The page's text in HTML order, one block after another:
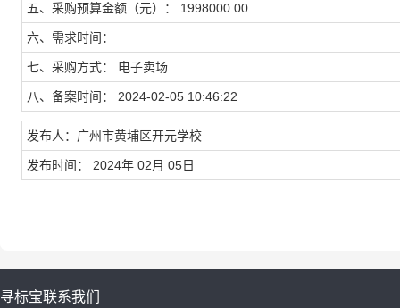
五、采购预算金额（元）： 1998000.00
六、需求时间：
七、采购方式： 电子卖场
八、备案时间： 2024-02-05 10:46:22
发布人：广州市黄埔区开元学校
发布时间： 2024年 02月 05日
寻标宝联系我们